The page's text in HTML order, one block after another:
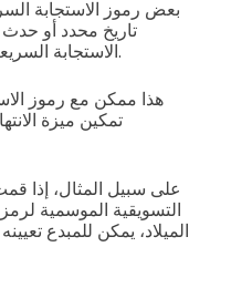
بعض رموز الاستجابة
تاريخ محدد أو
الاستجابة السريعة متاحًا فقط لفترة زمنية محددة.
هذا ممكن مع رموز
تمكين ميزة
على سبيل المثال، إذا
التسويقية الموسمية
الميلاد، يمكن للمبدع